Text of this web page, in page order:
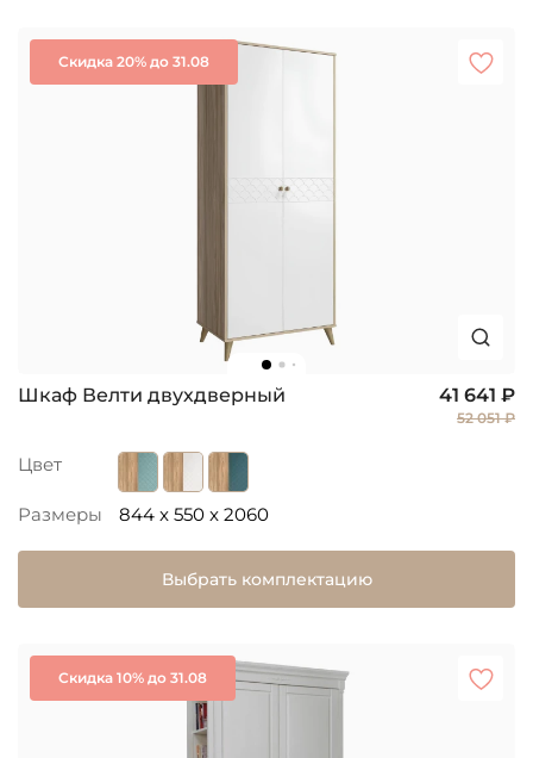
Скидка 20% до 31.08
Шкаф Велти двухдверный 41 641 ₽
52 051 ₽
Цвет
Размеры 844 x 550 x 2060
Выбрать комплектацию
Скидка 10% до 31.08